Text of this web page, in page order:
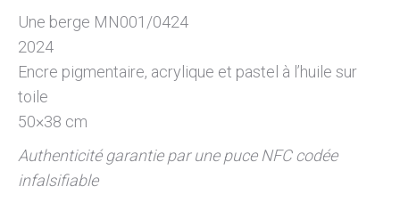
Une berge MN001/0424
2024
Encre pigmentaire, acrylique et pastel à l’huile sur
toile
50×38 cm
Authenticité garantie par une puce NFC codée
infalsifiable